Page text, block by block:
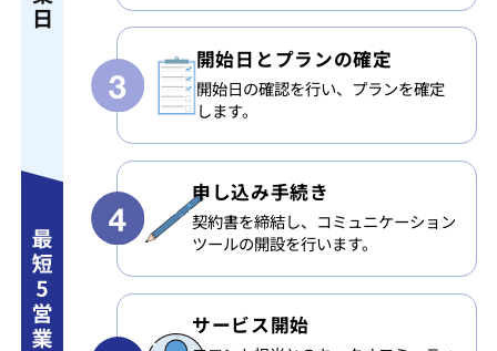
開始日とプランの確定
開始日の確認を行い、プランを確定
します。
申し込み手続き
契約書を締結し、コミュニケーション
ツールの開設を行います。
サービス開始
日